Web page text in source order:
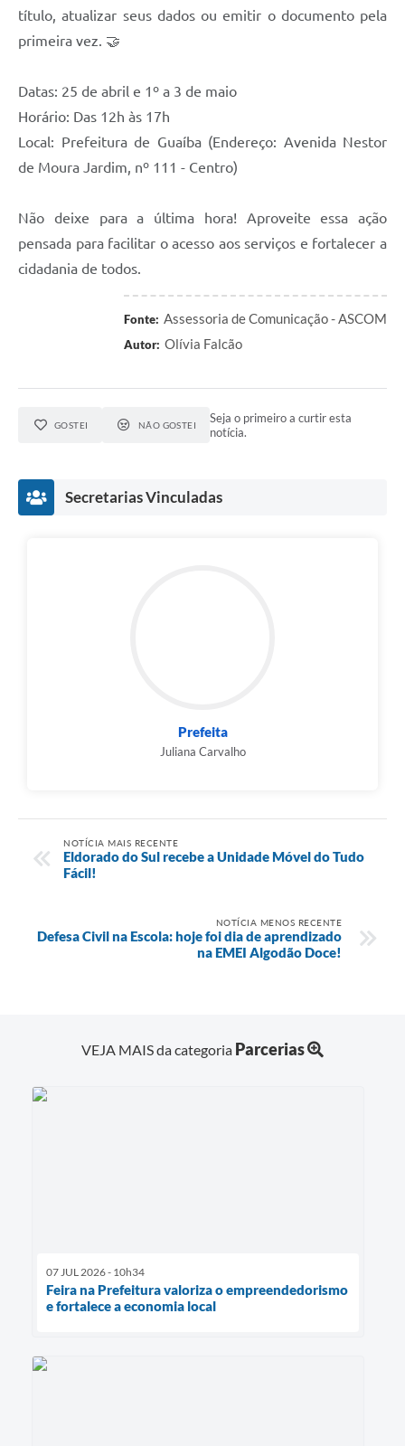
título, atualizar seus dados ou emitir o documento pela
primeira vez. 🤝
Datas: 25 de abril e 1º a 3 de maio
Horário: Das 12h às 17h
Local: Prefeitura de Guaíba (Endereço: Avenida Nestor
de Moura Jardim, nº 111 - Centro)
Não deixe para a última hora! Aproveite essa ação
pensada para facilitar o acesso aos serviços e fortalecer a
cidadania de todos.
Fonte: Assessoria de Comunicação - ASCOM
Autor: Olívia Falcão
GOSTEI NÃO GOSTEI
Seja o primeiro a curtir esta
notícia.
Secretarias Vinculadas
Prefeita
Juliana Carvalho
NOTÍCIA MAIS RECENTE
Eldorado do Sul recebe a Unidade Móvel do Tudo
Fácil!
NOTÍCIA MENOS RECENTE
Defesa Civil na Escola: hoje foi dia de aprendizado
na EMEI Algodão Doce!
VEJA MAIS da categoria Parcerias
07 JUL 2026 - 10h34
Feira na Prefeitura valoriza o empreendedorismo
e fortalece a economia local